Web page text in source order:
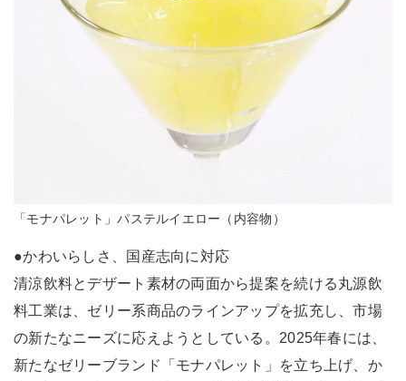
「モナパレット」パステルイエロー（内容物）
●かわいらしさ、国産志向に対応
清涼飲料とデザート素材の両面から提案を続ける丸源飲
料工業は、ゼリー系商品のラインアップを拡充し、市場
の新たなニーズに応えようとしている。2025年春には、
新たなゼリーブランド「モナパレット」を立ち上げ、か